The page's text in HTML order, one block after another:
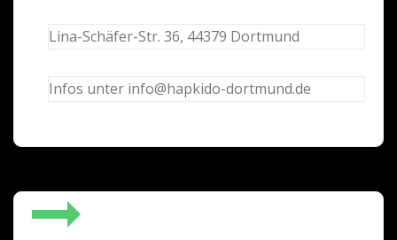
Lina-Schäfer-Str. 36, 44379 Dortmund
Infos unter info@hapkido-dortmund.de